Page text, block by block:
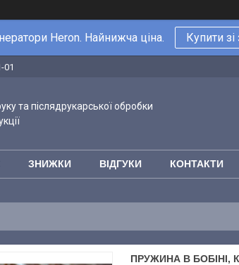
Heron. Найнижча ціна. Купити
01
та післядрукарської обробки
ЗНИЖКИ ВІДГУКИ КОНТАКТИ
ПРУЖИНА В БОБІНІ,